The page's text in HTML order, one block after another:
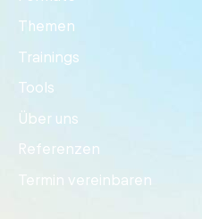
Themen
Trainings
Tools
Über uns
Referenzen
Termin vereinbaren